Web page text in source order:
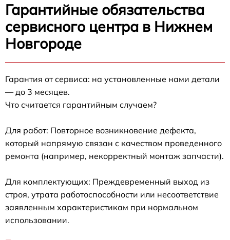
Гарантийные обязательства
сервисного центра в Нижнем
Новгороде
Гарантия от сервиса: на установленные нами детали
— до 3 месяцев.
Что считается гарантийным случаем?
Для работ: Повторное возникновение дефекта,
который напрямую связан с качеством проведенного
ремонта (например, некорректный монтаж запчасти).
Для комплектующих: Преждевременный выход из
строя, утрата работоспособности или несоответствие
заявленным характеристикам при нормальном
использовании.